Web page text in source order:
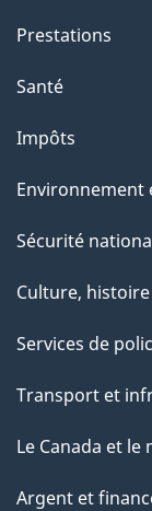
s
u
c
e
t
e
a
g
Prestations
Santé
Impôts
Environnement
Sécurité
Culture,
Services de
Transport et
Le Canada et le
Argent et